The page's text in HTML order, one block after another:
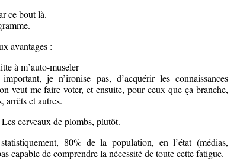
ce bout là.
avantages :
à m’auto-museler
je n’ironise pas, d’acquérir les connaissances
veut me faire voter, et ensuite, pour ceux que ça branche,
arrêts et autres.
cerveaux de plombs, plutôt.
80% de la population, en l’état (médias,
capable de comprendre la nécessité de toute cette fatigue.